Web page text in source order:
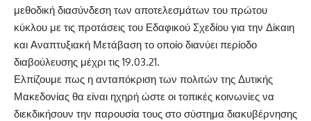
μεθοδική διασύνδεση των αποτελεσμάτων του πρώτου
κύκλου με τις προτάσεις του Εδαφικού Σχεδίου για την Δίκαιη
και Αναπτυξιακή Μετάβαση το οποίο διανύει περίοδο
διαβούλευσης μέχρι τις 19.03.21.
Ελπίζουμε πως η ανταπόκριση των πολιτών της Δυτικής
Μακεδονίας θα είναι ηχηρή ώστε οι τοπικές κοινωνίες να
διεκδικήσουν την παρουσία τους στο σύστημα διακυβέρνησης